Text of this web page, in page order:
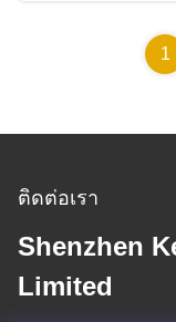
1
ติดต่อเรา
Shenzhen
Limited